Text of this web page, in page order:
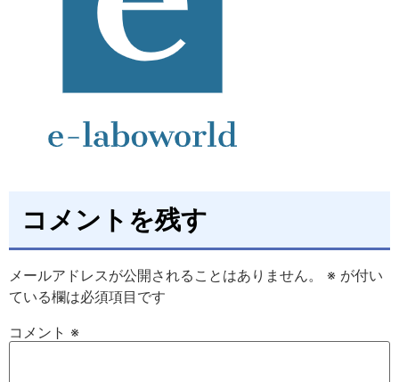
コメントを残す
メールアドレスが公開されることはありません。 ※ が付い
ている欄は必須項目です
コメント ※